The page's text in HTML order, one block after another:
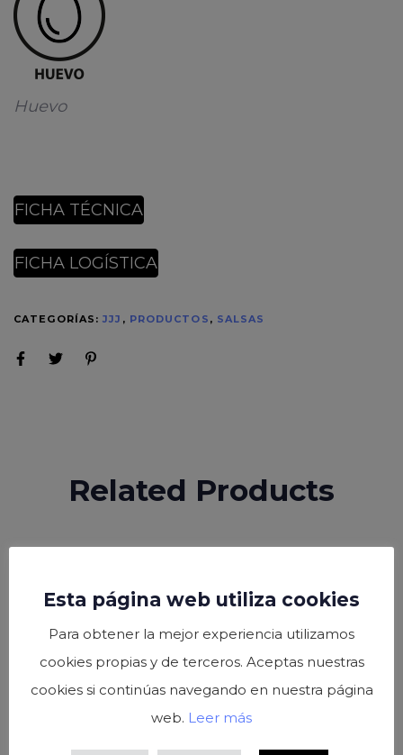
Huevo
FICHA TÉCNICA
FICHA LOGÍSTICA
CATEGORÍAS:JJJ , PRODUCTOS , SALSAS
Related Products
Esta página web utiliza cookies
Para obtener la mejor experiencia utilizamos
cookies propias y de terceros. Aceptas nuestras
cookies si continúas navegando en nuestra página
web. Leer más